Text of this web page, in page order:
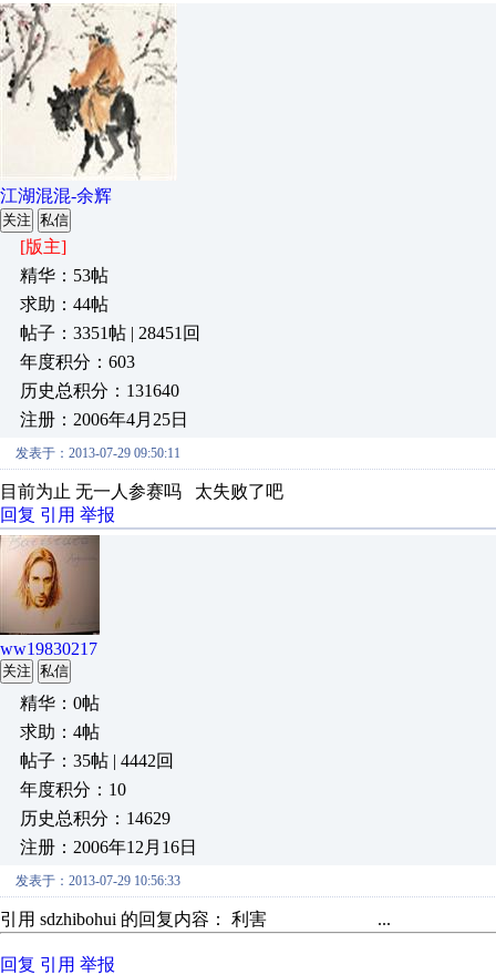
江湖混混-余辉
关注 私信
[版主]
精华：53帖
求助：44帖
帖子：3351帖 | 28451回
年度积分：603
历史总积分：131640
注册：2006年4月25日
发表于：2013-07-29 09:50:11
目前为止 无一人参赛吗 太失败了吧
回复 引用 举报
ww19830217
关注 私信
精华：0帖
求助：4帖
帖子：35帖 | 4442回
年度积分：10
历史总积分：14629
注册：2006年12月16日
发表于：2013-07-29 10:56:33
引用 sdzhibohui 的回复内容： 利害 ...
回复 引用 举报